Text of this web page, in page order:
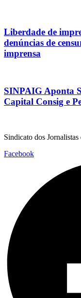
Liberdade de
denúncias de
imprensa
SINPAIG Aponta
Capital Consig e
Sindicato dos
Facebook